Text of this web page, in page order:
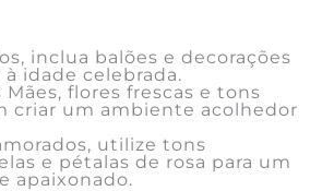
inclua balões e decorações
idade celebrada.
Mães, flores frescas e tons
criar um ambiente acolhedor
utilize tons
e pétalas de rosa para um
apaixonado.